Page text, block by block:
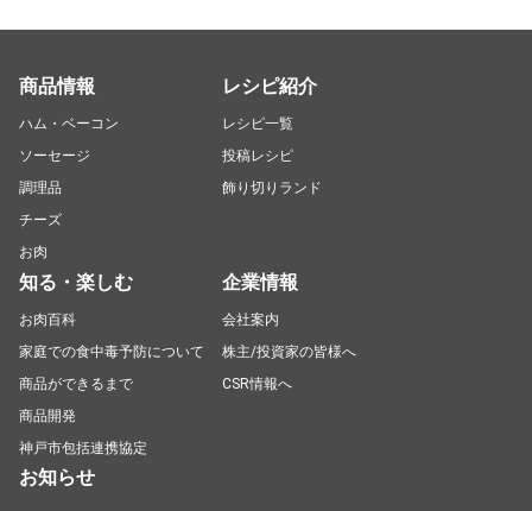
商品情報
ハム・ベーコン
ソーセージ
調理品
チーズ
お肉
レシピ紹介
レシピ一覧
投稿レシピ
飾り切りランド
知る・楽しむ
お肉百科
家庭での食中毒予防について
商品ができるまで
商品開発
神戸市包括連携協定
企業情報
会社案内
株主/投資家の皆様へ
CSR情報へ
お知らせ